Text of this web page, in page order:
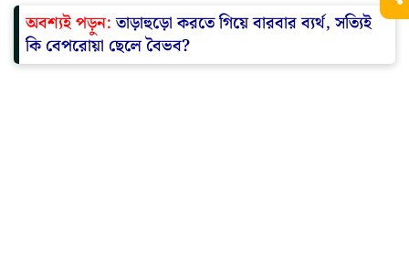
অবশ্যই পড়ুন:তাড়াহুড়ো করতে গিয়ে বারবার ব্যর্থ, সত্যিই
কি বেপরোয়া ছেলে বৈভব?